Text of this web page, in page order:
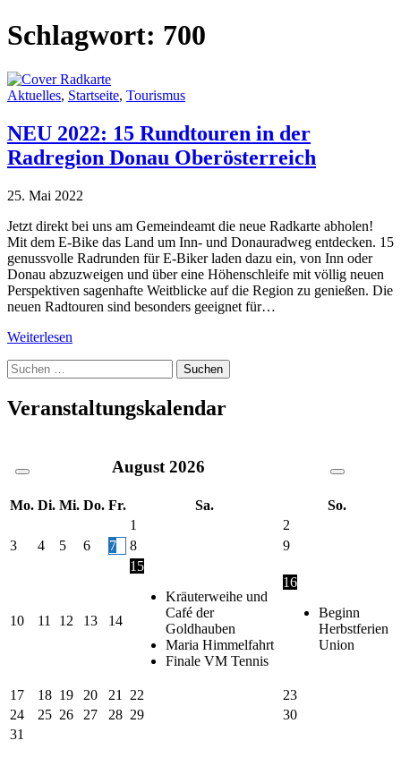
Schlagwort: 700
Aktuelles, Startseite, Tourismus
NEU 2022: 15 Rundtouren in der
Radregion Donau Oberösterreich
25. Mai 2022
Jetzt direkt bei uns am Gemeindeamt die neue Radkarte abholen!
Mit dem E-Bike das Land um Inn- und Donauradweg entdecken. 15
genussvolle Radrunden für E-Biker laden dazu ein, von Inn oder
Donau abzuzweigen und über eine Höhenschleife mit völlig neuen
Perspektiven sagenhafte Weitblicke auf die Region zu genießen. Die
neuen Radtouren sind besonders geeignet für…
Weiterlesen
Suche
nach:
Veranstaltungskalendar
August 2026
Mo. Di. Mi. Do. Fr. Sa.
So.
1
2
3
4 5 6 7 8 9
10 11 12 13 14
15
Kräuterweihe und
Café der
Goldhauben
Maria Himmelfahrt
Finale VM Tennis
16
Beginn
Herbstferien
Union
17 18 19 20 21 22
23
24
25 26 27 28 29
30
31